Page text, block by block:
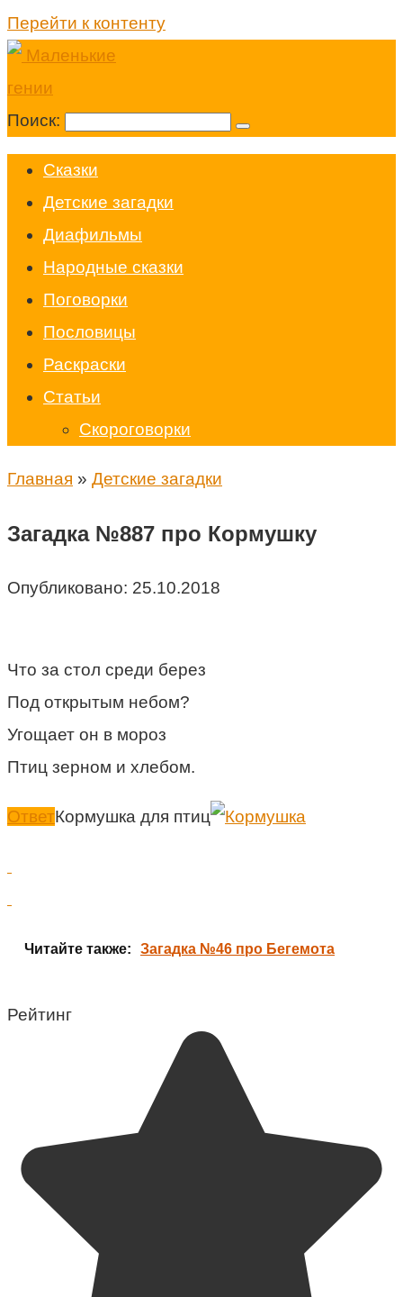
Перейти к контенту
Поиск:
Cказки
Детские загадки
Диафильмы
Народные сказки
Поговорки
Пословицы
Раскраски
Статьи
Скороговорки
Главная » Детские загадки
Загадка №887 про Кормушку
Опубликовано: 25.10.2018
Что за стол среди берез
Под открытым небом?
Угощает он в мороз
Птиц зерном и хлебом.
ОтветКормушка для птиц
Читайте также: Загадка №46 про Бегемота
Рейтинг